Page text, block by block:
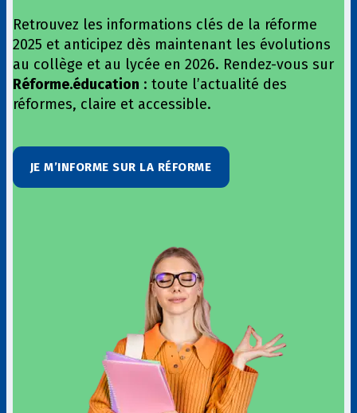
Retrouvez les informations clés de la réforme
2025 et anticipez dès maintenant les évolutions
au collège et au lycée en 2026. Rendez-vous sur
Réforme.éducation : toute l’actualité des
réformes, claire et accessible.
JE M’INFORME SUR LA RÉFORME